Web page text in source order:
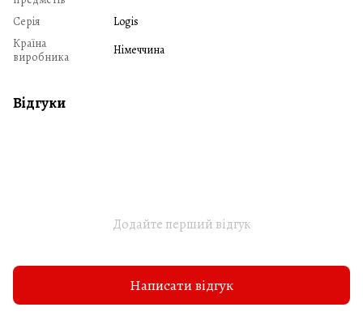
Серія
Logis
Країна
виробника
Німеччина
Відгуки
Додайте перший відгук
Написати відгук